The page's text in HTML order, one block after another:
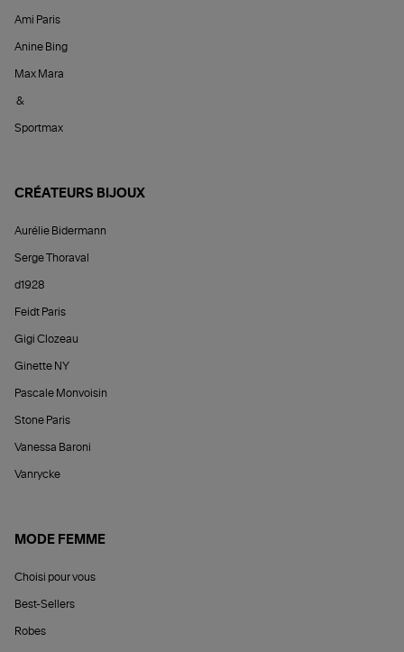
Ami Paris
Anine Bing
Max Mara
&
Sportmax
CRÉATEURS BIJOUX
Aurélie Bidermann
Serge Thoraval
d1928
Feidt Paris
Gigi Clozeau
Ginette NY
Pascale Monvoisin
Stone Paris
Vanessa Baroni
Vanrycke
MODE FEMME
Choisi pour vous
Best-Sellers
Robes